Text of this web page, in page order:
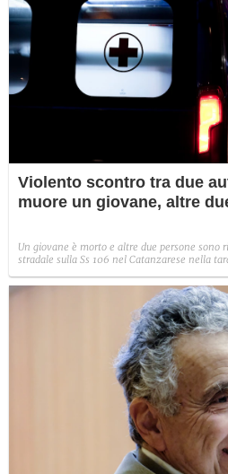
Violento scontro tra due
muore un giovane, altre
Un giovane è morto e altre due persone
stradale sulla Ss 106 nel Catanzarese nella